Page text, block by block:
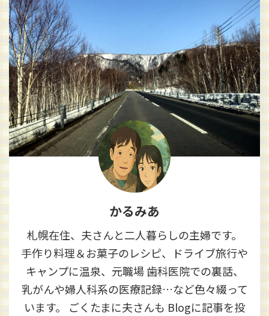
かるみあ
札幌在住、夫さんと二人暮らしの主婦です。
手作り料理＆お菓子のレシピ、ドライブ旅行や
キャンプに温泉、元職場 歯科医院での裏話、
乳がんや婦人科系の医療記録…など色々綴って
います。 ごくたまに夫さんも Blogに記事を投